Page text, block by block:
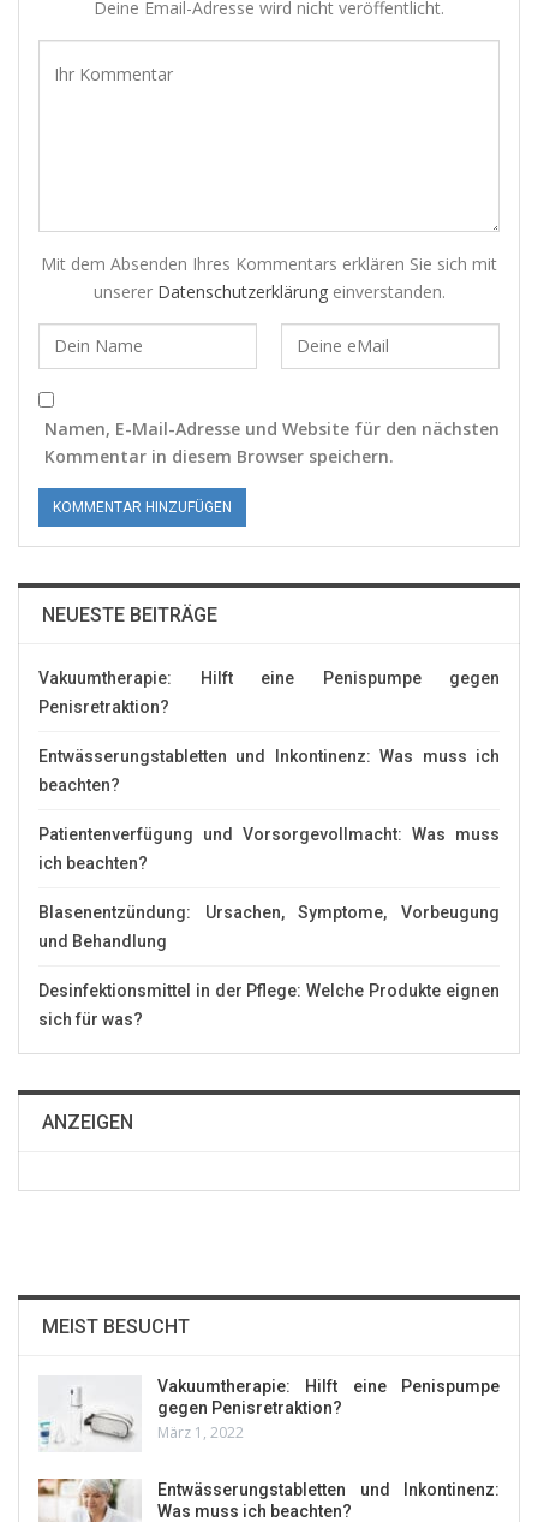
Deine Email-Adresse wird nicht veröffentlicht.
Mit dem Absenden Ihres Kommentars erklären Sie sich mit
unserer Datenschutzerklärungeinverstanden.
Namen, E-Mail-Adresse und Website für den nächsten
Kommentar in diesem Browser speichern.
NEUESTE BEITRÄGE
Vakuumtherapie: Hilft eine Penispumpe gegen
Penisretraktion?
Entwässerungstabletten und Inkontinenz: Was muss ich
beachten?
Patientenverfügung und Vorsorgevollmacht: Was muss
ich beachten?
Blasenentzündung: Ursachen, Symptome, Vorbeugung
und Behandlung
Desinfektionsmittel in der Pflege: Welche Produkte eignen
sich für was?
ANZEIGEN
MEIST BESUCHT
Vakuumtherapie: Hilft eine Penispumpe
gegen Penisretraktion?
März 1, 2022
Entwässerungstabletten und Inkontinenz:
Was muss ich beachten?